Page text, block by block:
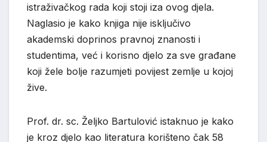
istraživačkog rada koji stoji iza ovog djela.
Naglasio je kako knjiga nije isključivo
akademski doprinos pravnoj znanosti i
studentima, već i korisno djelo za sve građane
koji žele bolje razumjeti povijest zemlje u kojoj
žive.
Prof. dr. sc. Željko Bartulović istaknuo je kako
je kroz djelo kao literatura korišteno čak 58